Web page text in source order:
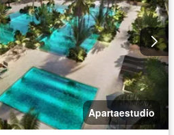
Apartaestudio